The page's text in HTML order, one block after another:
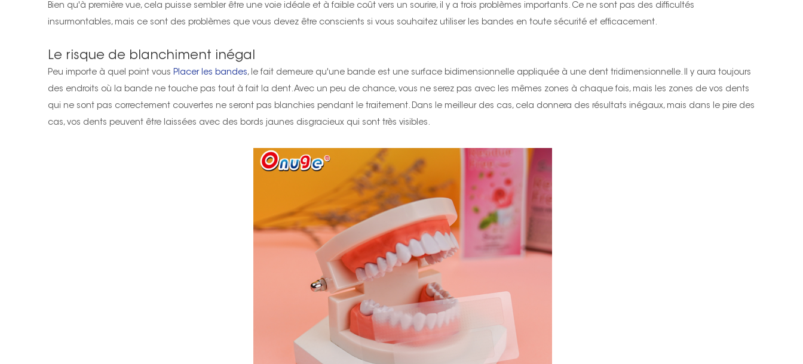
Bien qu'à première vue, cela puisse sembler être une voie idéale et à faible coût vers un sourire, il y a trois problèmes importants. Ce ne sont pas des difficultés
insurmontables, mais ce sont des problèmes que vous devez être conscients si vous souhaitez utiliser les bandes en toute sécurité et efficacement.
Le risque de blanchiment inégal
Peu importe à quel point vous Placer les bandes, le fait demeure qu'une bande est une surface bidimensionnelle appliquée à une dent tridimensionnelle. Il y aura toujours
des endroits où la bande ne touche pas tout à fait la dent. Avec un peu de chance, vous ne serez pas avec les mêmes zones à chaque fois, mais les zones de vos dents
qui ne sont pas correctement couvertes ne seront pas blanchies pendant le traitement. Dans le meilleur des cas, cela donnera des résultats inégaux, mais dans le pire des
cas, vos dents peuvent être laissées avec des bords jaunes disgracieux qui sont très visibles.